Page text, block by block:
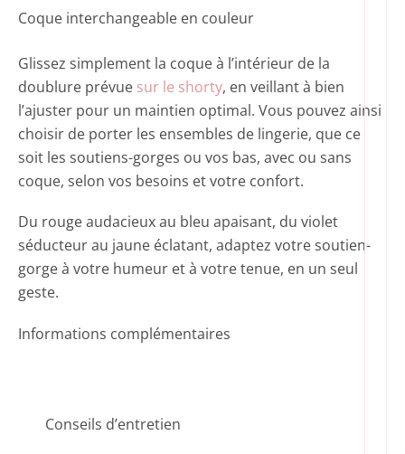
Coque interchangeable en couleur
Glissez simplement la coque à l’intérieur de la
doublure prévue sur le shorty, en veillant à bien
l’ajuster pour un maintien optimal. Vous pouvez ainsi
choisir de porter les ensembles de lingerie, que ce
soit les soutiens-gorges ou vos bas, avec ou sans
coque, selon vos besoins et votre confort.
Du rouge audacieux au bleu apaisant, du violet
séducteur au jaune éclatant, adaptez votre soutien-
gorge à votre humeur et à votre tenue, en un seul
geste.
Informations complémentaires
Conseils d’entretien